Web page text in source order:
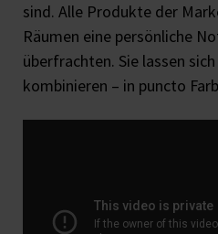
sind. Alle Produkte der
Räumen eine persönliche
überfrachten. Sie lassen
kombinieren – in puncto